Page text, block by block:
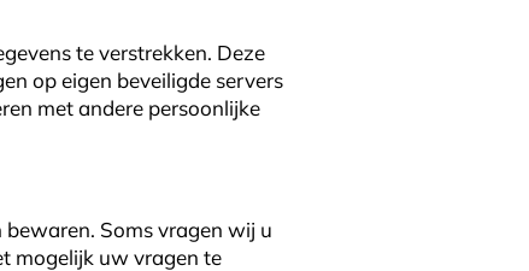
te verstrekken. Deze
op eigen beveiligde servers
met andere persoonlijke
Soms vragen wij u
mogelijk uw vragen te